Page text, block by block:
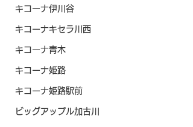
キコーナ伊川谷
キコーナキセラ川西
キコーナ青木
キコーナ姫路
キコーナ姫路駅前
ビッグアップル加古川